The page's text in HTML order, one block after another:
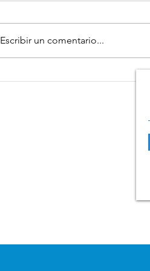
Escribir un comentario...